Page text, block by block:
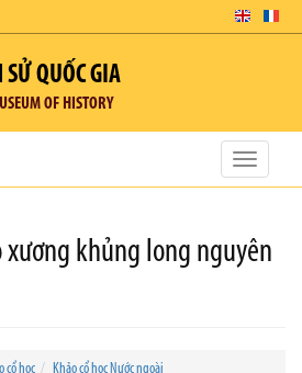
SỬ QUỐC GIA
OF HISTORY
Toggle
khủng long nguyên
cổ học Khảo cổ học Nước ngoài